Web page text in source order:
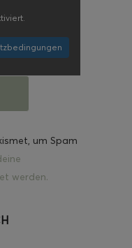
um Spam
werden.